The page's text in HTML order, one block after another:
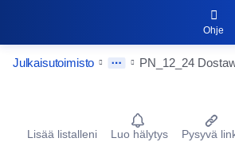
Ohje
Julkaisutoimisto
Procurement Detail
Lisää listalleni Luo hälytys Pysyvä